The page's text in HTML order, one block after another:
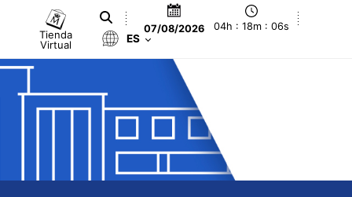
Tienda
Virtual
07/08/2026 04h : 18m : 06s
ES